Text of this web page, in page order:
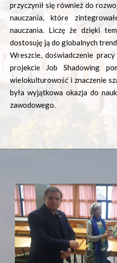
przyczynił się również do
nauczania, które
nauczania. Liczę że dzięki
dostosuję ją do globalnych
Wreszcie, doświadczenie
projekcie Job Shadowing
wielokulturowość i znaczenie
była wyjątkowa okazja do
zawodowego.